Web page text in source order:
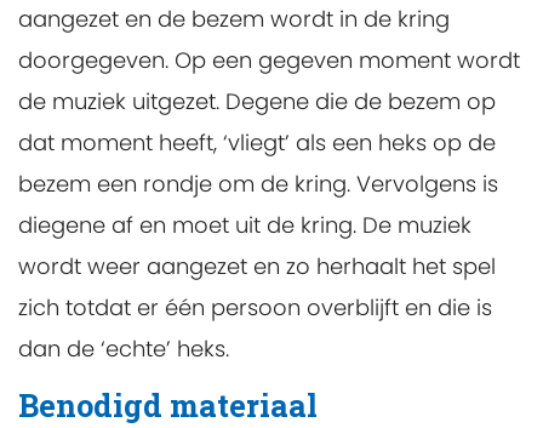
aangezet en de bezem wordt in de kring
doorgegeven. Op een gegeven moment wordt
de muziek uitgezet. Degene die de bezem op
dat moment heeft, ‘vliegt’ als een heks op de
bezem een rondje om de kring. Vervolgens is
diegene af en moet uit de kring. De muziek
wordt weer aangezet en zo herhaalt het spel
zich totdat er één persoon overblijft en die is
dan de ‘echte’ heks.
Benodigd materiaal